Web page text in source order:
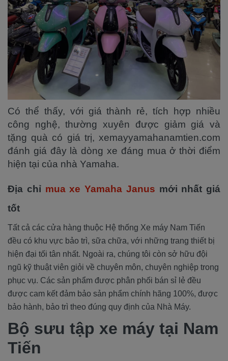
Có thể thấy, với giá thành rẻ, tích hợp nhiều
công nghệ, thường xuyên được giảm giá và
tặng quà có giá trị, xemayyamahanamtien.com
đánh giá đây là dòng xe đáng mua ở thời điểm
hiện tại của nhà Yamaha.
Địa chỉ mua xe Yamaha Janus mới nhất giá
tốt
Tất cả các cửa hàng thuộc Hệ thống Xe máy Nam Tiến
đều có khu vực bảo trì, sữa chữa, với những trang thiết bị
hiện đại tối tân nhất. Ngoài ra, chúng tôi còn sở hữu đội
ngũ kỹ thuật viên giỏi về chuyên môn, chuyên nghiệp trong
phục vụ. Các sản phẩm được phân phối bán sỉ lẻ đều
được cam kết đảm bảo sản phẩm chính hãng 100%, được
bảo hành, bảo trì theo đúng quy định của Nhà Máy.
Bộ sưu tập xe máy tại Nam
Tiến